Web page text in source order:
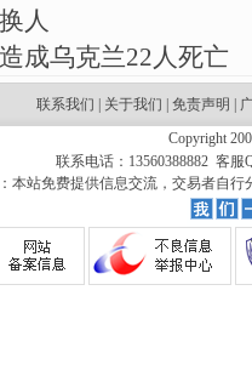
人
成乌克兰22人死亡
联系我们 关于我们 免责声明
Copyright
联系电话：13560388882 客服
本站免费提供信息交流，交易者自